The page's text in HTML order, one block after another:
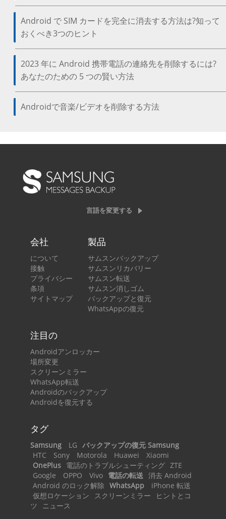
Android で SIM カードを完全に消去する方法は?知って
おくべき3つのヒント
2023 年に Android 携帯電話の連絡先を削除するには?
あなたのための 5 つの賢い方法
Androidで音楽/ビデオを削除する方法
言語を変更する
会社
について
接触
プライバシー
条項
サイトマップ
製品
サムスンバックアップ
サムスンリカバリー
サムスン転送
サムスン消しゴム
バックアップと復元
WhatsAppの復元
注目の
Androidアンロッカー
場所変更
スクリーンミラー
WhatsApp転送
Androidのバックアップ
Androidを復元する
タグ
Samsung LG バックアップの復元 Samsung
HTC
Sony Motorola Huawei
Xiaomi
OnePlus 電話のトラブルシューティング ZTE
Google
OPPO Vivo 電話の転送 消去 Android
Android のロック解除 WhatsApp
iPhone 転送
仮想ロケーション
スクリーンミラー
ヒントとコ
ツ
ニュース